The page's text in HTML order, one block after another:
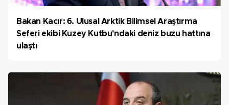
Bakan Kacır: 6. Ulusal Arktik Bilimsel Araştırma
Seferi ekibi Kuzey Kutbu'ndaki deniz buzu hattına
ulaştı